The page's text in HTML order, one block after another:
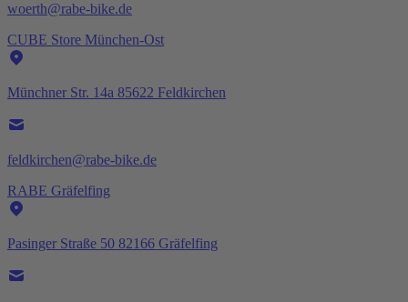
woerth@rabe-bike.de
CUBE Store München-Ost
Münchner Str. 14a 85622 Feldkirchen
feldkirchen@rabe-bike.de
RABE Gräfelfing
Pasinger Straße 50 82166 Gräfelfing